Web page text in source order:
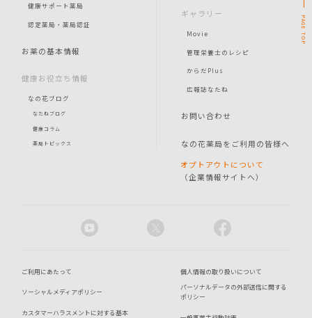
健康サポート薬局
認定薬局・薬局認証
お薬の基本情報
健康お役立ち情報
なの花ブログ
なたねブログ
健康コラム
薬局トピックス
ギャラリー
Movie
管理栄養士のレシピ
からだPlus
広報誌なたね
お問い合わせ
なの花薬局をご利用の皆様へ
オプトアウトについて
（企業情報サイトへ）
ご利用にあたって 個人情報の取り扱いについて
ソーシャルメディアポリシー
パーソナルデータの外部送信に関する
ポリシー
カスタマーハラスメントに対する基本
PAGE
TOP